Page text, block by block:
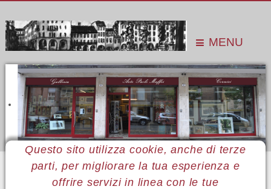
MENU
Questo sito utilizza cookie, anche di terze
parti, per migliorare la tua esperienza e
offrire servizi in linea con le tue
Sei qui: Home Le mostre Mostre 2013
Carlo Levi
Catalogo della mostra